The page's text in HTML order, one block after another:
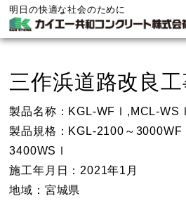
明日の快適な社会のために
三作浜道路改良工
製品名称：KGL-WFⅠ,MCL-WSⅠ
製品規格：KGL-2100～
3400WSⅠ
施工年月日：2021年1月
地域：宮城県